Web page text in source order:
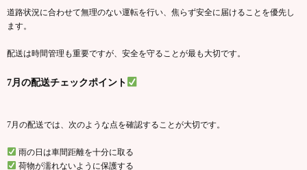
道路状況に合わせて無理のない運転を行い、焦らず安全に届けることを優先し
ます。
配送は時間管理も重要ですが、安全を守ることが最も大切です。
7月の配送チェックポイント
7月の配送では、次のような点を確認することが大切です。
雨の日は車間距離を十分に取る
荷物が濡れないように保護する